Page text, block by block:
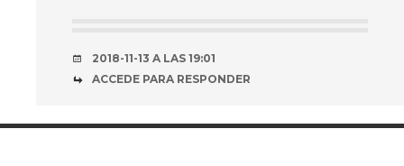
2018-11-13 A LAS 19:01
ACCEDE PARA RESPONDER